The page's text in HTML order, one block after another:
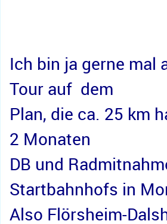
Ich bin ja gerne mal
Tour auf  dem
Plan, die ca. 25 km
2 Monaten
DB und
Startbahnhofs in
Also Flörsheim-